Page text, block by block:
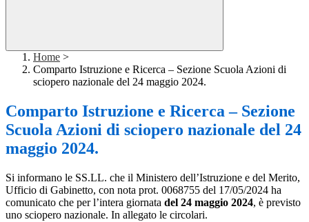
Home >
Comparto Istruzione e Ricerca – Sezione Scuola Azioni di
sciopero nazionale del 24 maggio 2024.
Comparto Istruzione e Ricerca – Sezione
Scuola Azioni di sciopero nazionale del 24
maggio 2024.
Si informano le SS.LL. che il Ministero dell’Istruzione e del Merito,
Ufficio di Gabinetto, con nota prot. 0068755 del 17/05/2024 ha
comunicato che per l’intera giornata del 24 maggio 2024, è previsto
uno sciopero nazionale. In allegato le circolari.